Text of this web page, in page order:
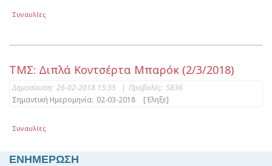
Συναυλίες
ΤΜΣ: Διπλά Κοντσέρτα Μπαρόκ (2/3/2018)
Δημοσίευση: 26-02-2018 15:35 | Προβολές: 5836
Σημαντική Ημερομηνία: 02-03-2018 [Έληξε]
Συναυλίες
ΕΝΗΜΕΡΩΣΗ